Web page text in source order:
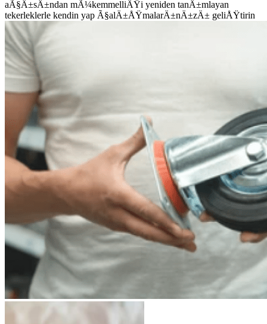
aÃ§Ä±sÄ±ndan mÃ¼kemmelliÄŸi yeniden tanÄ±mlayan
tekerleklerle kendin yap Ã§alÄ±ÅŸmalarÄ±nÄ±zÄ± geliÅŸtirin